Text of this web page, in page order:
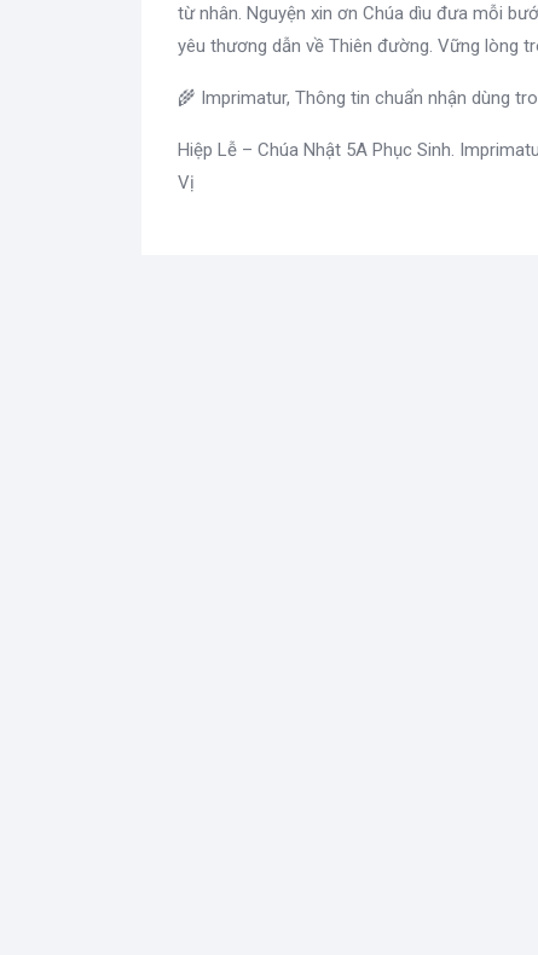
từ nhân. Nguyện xin ơn Chúa dìu đưa mỗi
yêu thương dẫn về Thiên đường. Vững lòng
🌾 Imprimatur, Thông tin chuẩn nhận dùng
Hiệp Lễ – Chúa Nhật 5A Phục Sinh.
Vị